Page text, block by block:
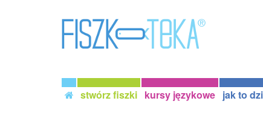
stwórz fiszki kursy językowe jak to